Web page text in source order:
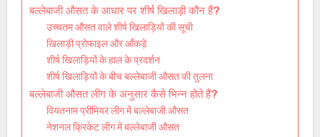
बल्लेबाजी औसत के आधार पर शीर्ष खिलाड़ी कौन हैं?
उच्चतम औसत वाले शीर्ष खिलाड़ियों की सूची
खिलाड़ी प्रोफाइल और आँकड़े
शीर्ष खिलाड़ियों के हाल के प्रदर्शन
शीर्ष खिलाड़ियों के बीच बल्लेबाजी औसत की तुलना
बल्लेबाजी औसत लीग के अनुसार कैसे भिन्न होते हैं?
वियतनाम प्रीमियर लीग में बल्लेबाजी औसत
नेशनल क्रिकेट लीग में बल्लेबाजी औसत